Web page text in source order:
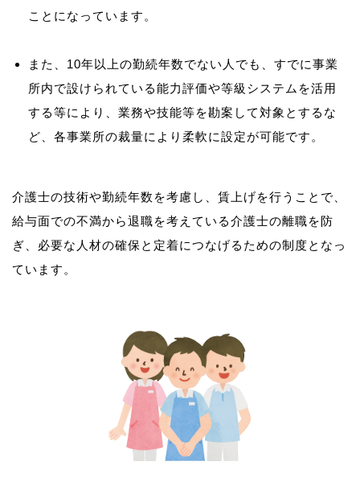
ことになっています。
また、10年以上の勤続年数でない人でも、すでに事業
所内で設けられている能力評価や等級システムを活用
する等により、業務や技能等を勘案して対象とするな
ど、各事業所の裁量により柔軟に設定が可能です。
介護士の技術や勤続年数を考慮し、賃上げを行うことで、
給与面での不満から退職を考えている介護士の離職を防
ぎ、必要な人材の確保と定着につなげるための制度となっ
ています。